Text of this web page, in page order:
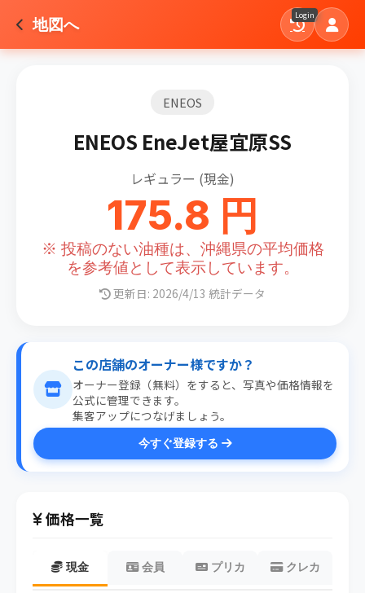
地図へ Login
ENEOS
ENEOS EneJet屋宜原SS
レギュラー (現金)
175.8 円
※ 投稿のない油種は、沖縄県の平均価格
を参考値として表示しています。
更新日: 2026/4/13 統計データ
この店舗のオーナー様ですか？
オーナー登録（無料）をすると、写真や価格情報を
公式に管理できます。
集客アップにつなげましょう。
今すぐ登録する
価格一覧
現金 会員 プリカ クレカ